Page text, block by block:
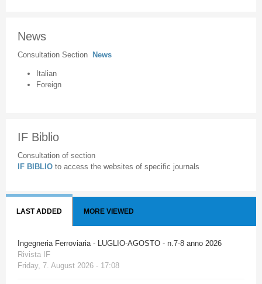
News
Consultation Section News
Italian
Foreign
IF Biblio
Consultation of section
IF BIBLIO to access the websites of specific journals
LAST ADDED MORE VIEWED
Ingegneria Ferroviaria - LUGLIO-AGOSTO - n.7-8 anno 2026
Rivista IF
Friday, 7. August 2026 - 17:08